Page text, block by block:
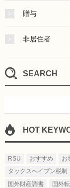
贈与
非居住者
SEARCH
HOT
RSU おすすめ お
タックスヘイブン税制
国外財産調書
国外